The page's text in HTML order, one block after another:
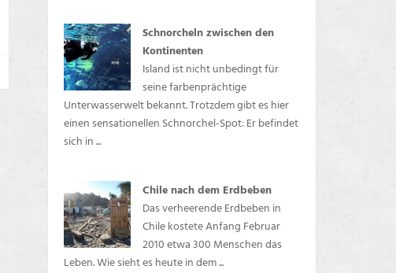
Schnorcheln zwischen den
Kontinenten
Island ist nicht unbedingt für
seine farbenprächtige
Unterwasserwelt bekannt. Trotzdem gibt es hier
einen sensationellen Schnorchel-Spot: Er befindet
sich in ...
Chile nach dem Erdbeben
Das verheerende Erdbeben in
Chile kostete Anfang Februar
2010 etwa 300 Menschen das
Leben. Wie sieht es heute in dem ...